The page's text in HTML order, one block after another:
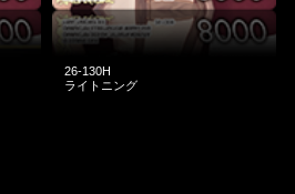
26-130H
ライトニング